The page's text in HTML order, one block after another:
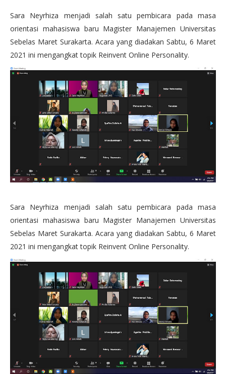
Sara Neyrhiza menjadi salah satu pembicara pada masa
orientasi mahasiswa baru Magister Manajemen Universitas
Sebelas Maret Surakarta. Acara yang diadakan Sabtu, 6 Maret
2021 ini mengangkat topik Reinvent Online Personality.
Sara Neyrhiza menjadi salah satu pembicara pada masa
orientasi mahasiswa baru Magister Manajemen Universitas
Sebelas Maret Surakarta. Acara yang diadakan Sabtu, 6 Maret
2021 ini mengangkat topik Reinvent Online Personality.